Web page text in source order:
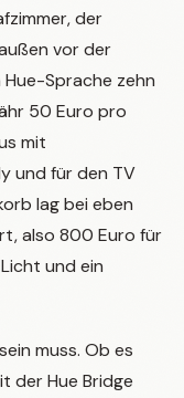
der
vor der
Sprache zehn
50 Euro pro
mit
und für den TV
lag bei eben
also 800 Euro für
und ein
muss. Ob es
der Hue Bridge